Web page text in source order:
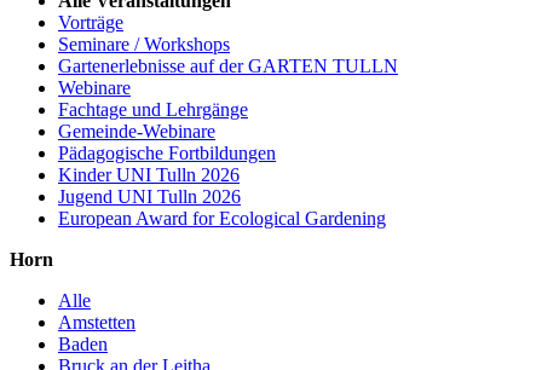
Vorträge
Seminare / Workshops
Gartenerlebnisse auf der GARTEN TULLN
Webinare
Fachtage und Lehrgänge
Gemeinde-Webinare
Pädagogische Fortbildungen
Kinder UNI Tulln 2026
Jugend UNI Tulln 2026
European Award for Ecological Gardening
Horn
Alle
Amstetten
Baden
Bruck an der Leitha